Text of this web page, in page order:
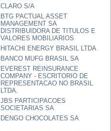
CLARO S/A
BTG PACTUAL ASSET
MANAGEMENT SA
DISTRIBUIDORA DE TITULOS E
VALORES MOBILIARIOS
HITACHI ENERGY BRASIL LTDA
BANCO MUFG BRASIL SA
EVEREST REINSURANCE
COMPANY - ESCRITORIO DE
REPRESENTACAO NO BRASIL
LTDA.
JBS PARTICIPACOES
SOCIETARIAS SA
DENGO CHOCOLATES SA